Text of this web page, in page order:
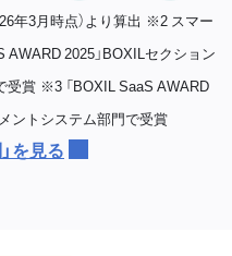
年3月時点）より算出 ※2 スマー
AWARD 2025」BOXILセクション
受賞 ※3 「BOXIL SaaS AWARD
ントシステム部門で受賞
を見る